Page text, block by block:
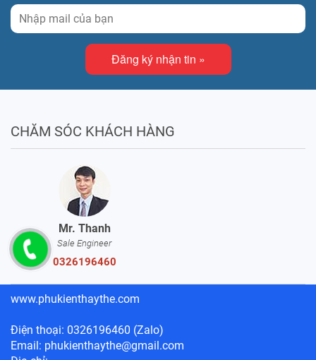
Đăng ký nhận tin »
CHĂM SÓC KHÁCH HÀNG
Mr. Thanh
Sale Engineer
0326196460
www.phukienthaythe.com
Điện thoại: 0326196460 (Zalo)
Email: phukienthaythe@gmail.com